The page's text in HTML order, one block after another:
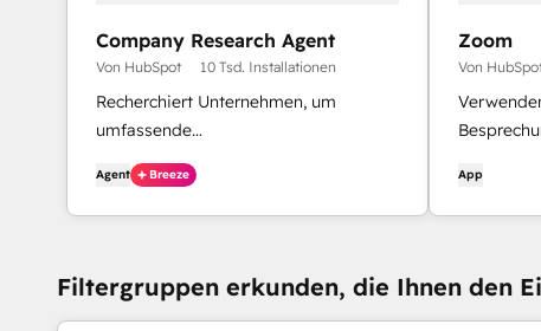
Company Research Agent
Von HubSpot 10 Tsd. Installationen
Recherchiert Unternehmen, um
umfassende
Hintergrundinformationen zu erhalten,
bevor er sie kontaktiert.
Agent Breeze
Zoom
Von
App
Filtergruppen erkunden, die Ihnen den